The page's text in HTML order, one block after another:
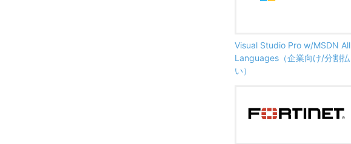
Visual Studio Pro w/MSDN All
Languages（企業向け/分割払
い）